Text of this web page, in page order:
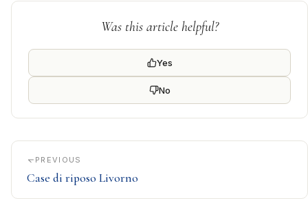
Was this article helpful?
Yes
No
PREVIOUS
Case di riposo Livorno